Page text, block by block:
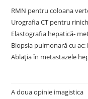
RMN pentru coloana
Urografia CT pentru
Elastografia hepatică-
Biopsia pulmonară cu
Ablația în metastazele
A doua opinie imagistica